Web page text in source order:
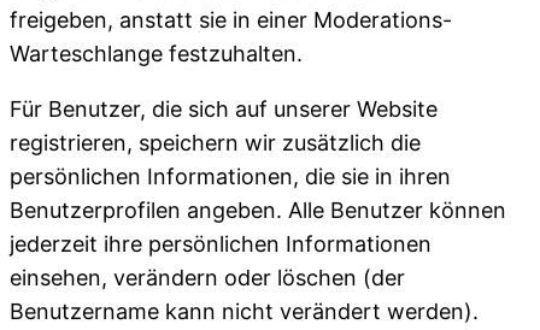
freigeben, anstatt sie in einer Moderations-
Warteschlange festzuhalten.
Für Benutzer, die sich auf unserer Website
registrieren, speichern wir zusätzlich die
persönlichen Informationen, die sie in ihren
Benutzerprofilen angeben. Alle Benutzer können
jederzeit ihre persönlichen Informationen
einsehen, verändern oder löschen (der
Benutzername kann nicht verändert werden).